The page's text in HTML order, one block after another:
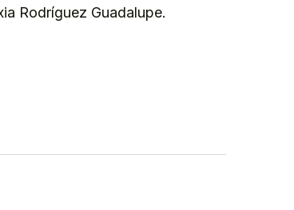
Rodríguez Guadalupe.